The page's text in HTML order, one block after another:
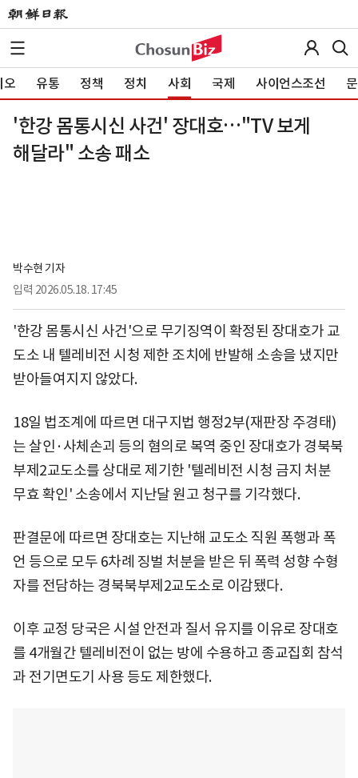
오 유통 정책 정치 사회 국제 사이언스조선
'한강 몸통시신 사건' 장대호…"TV 보게
해달라" 소송 패소
박수현 기자
입력 2026.05.18. 17:45
'한강 몸통시신 사건'으로 무기징역이 확정된 장대호가 교
도소 내 텔레비전 시청 제한 조치에 반발해 소송을 냈지만
받아들여지지 않았다.
18일 법조계에 따르면 대구지법 행정2부(재판장 주경태)
는 살인·사체손괴 등의 혐의로 복역 중인 장대호가 경북북
부제2교도소를 상대로 제기한 '텔레비전 시청 금지 처분
무효 확인' 소송에서 지난달 원고 청구를 기각했다.
판결문에 따르면 장대호는 지난해 교도소 직원 폭행과 폭
언 등으로 모두 6차례 징벌 처분을 받은 뒤 폭력 성향 수형
자를 전담하는 경북북부제2교도소로 이감됐다.
이후 교정 당국은 시설 안전과 질서 유지를 이유로 장대호
를 4개월간 텔레비전이 없는 방에 수용하고 종교집회 참석
과 전기면도기 사용 등도 제한했다.